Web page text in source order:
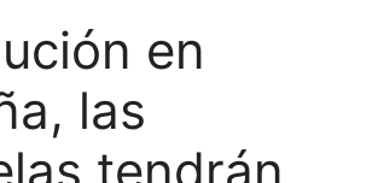
en
las
tendrán